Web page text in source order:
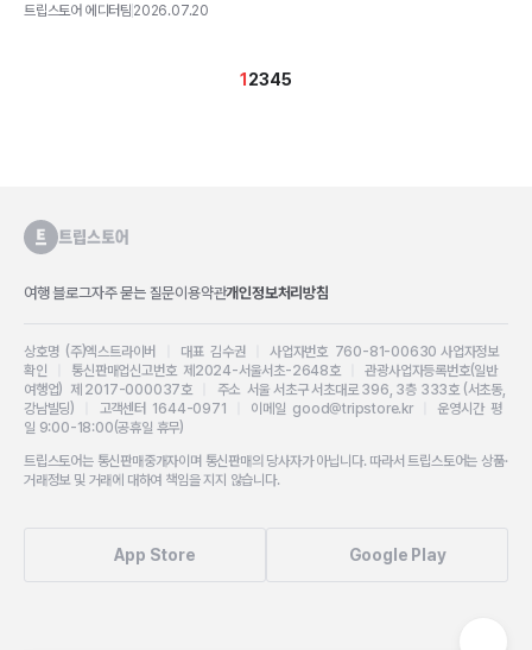
트립스토어 에디터팀 2026.07.20
12345
여행 블로그자주 묻는 질문이용약관개인정보처리방침
상호명 (주)엑스트라이버 대표 김수권 |사업자번호 760-81-00630 사업자정보
확인
통신판매업신고번호 제2024-서울서초-2648호|관광사업자등록번호(일반
여행업) 제 2017-000037호| 주소 서울 서초구 서초대로 396, 3층 333호 (서초동,
강남빌딩)
고객센터 1644-0971 이메일 good@tripstore.kr| 운영시간 평
일 9:00-18:00(공휴일 휴무)
트립스토어는 통신판매중개자이며 통신판매의 당사자가 아닙니다. 따라서 트립스토어는 상품·
거래정보 및 거래에 대하여 책임을 지지 않습니다.
App Store Google Play